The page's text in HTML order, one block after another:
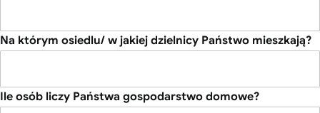
Na którym osiedlu/ w jakiej dzielnicy Państwo mieszkają?
Ile osób liczy Państwa gospodarstwo domowe?